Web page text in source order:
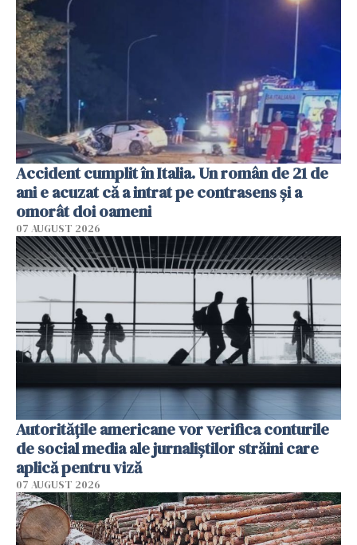
Accident cumplit în Italia. Un român de 21 de
ani e acuzat că a intrat pe contrasens și a
omorât doi oameni
07 AUGUST 2026
Autorităţile americane vor verifica conturile
de social media ale jurnaliştilor străini care
aplică pentru viză
07 AUGUST 2026